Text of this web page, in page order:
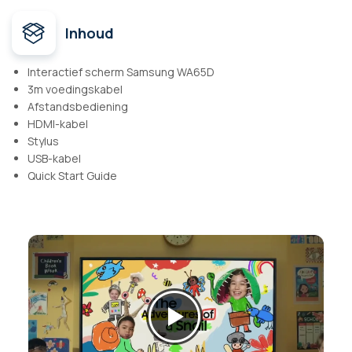
Inhoud
Interactief scherm Samsung WA65D
3m voedingskabel
Afstandsbediening
HDMI-kabel
Stylus
USB-kabel
Quick Start Guide